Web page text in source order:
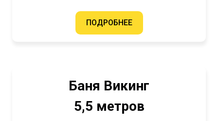
ПОДРОБНЕЕ
Баня Викинг
5,5 метров